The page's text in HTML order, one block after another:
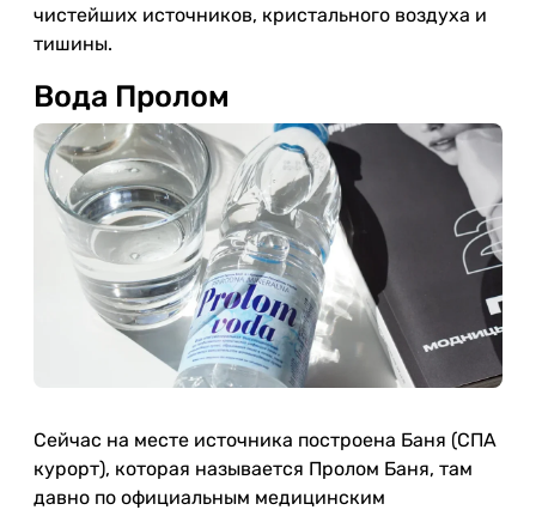
чистейших источников, кристального воздуха и
тишины.
Вода Пролом
Сейчас на месте источника построена Баня (СПА
курорт), которая называется Пролом Баня, там
давно по официальным медицинским